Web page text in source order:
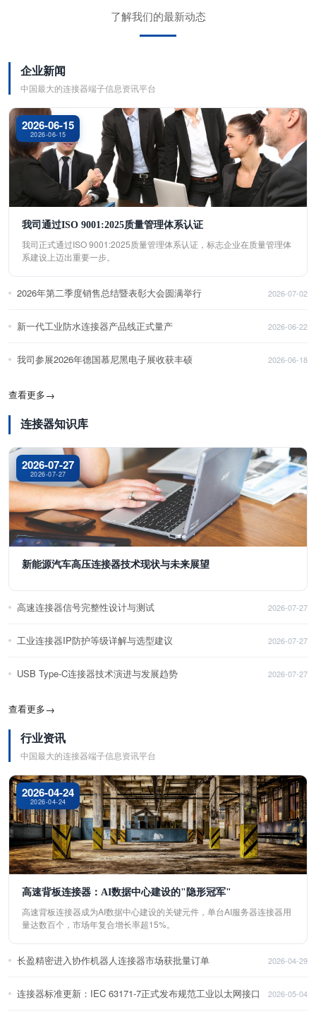
了解我们的最新动态
企业新闻
中国最大的连接器端子信息资讯平台
2026-06-15
2026-06-15
我司通过ISO 9001:2025质量管理体系认证
我司正式通过ISO 9001:2025质量管理体系认证，标志企业在质量管理体
系建设上迈出重要一步。
2026年第二季度销售总结暨表彰大会圆满举行 2026-07-02
新一代工业防水连接器产品线正式量产 2026-06-22
我司参展2026年德国慕尼黑电子展收获丰硕 2026-06-18
查看更多→
连接器知识库
2026-07-27
2026-07-27
新能源汽车高压连接器技术现状与未来展望
高速连接器信号完整性设计与测试 2026-07-27
工业连接器IP防护等级详解与选型建议 2026-07-27
USB Type-C连接器技术演进与发展趋势 2026-07-27
查看更多→
行业资讯
中国最大的连接器端子信息资讯平台
2026-04-24
2026-04-24
高速背板连接器：AI数据中心建设的"隐形冠军"
高速背板连接器成为AI数据中心建设的关键元件，单台AI服务器连接器用
量达数百个，市场年复合增长率超15%。
长盈精密进入协作机器人连接器市场获批量订单 2026-04-29
连接器标准更新：IEC 63171-7正式发布规范工业以太网接口 2026-05-04